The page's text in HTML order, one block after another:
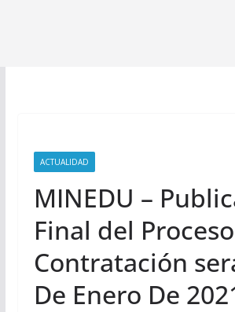
ACTUALIDAD
MINEDU –
Final del
Contratación
De Enero De